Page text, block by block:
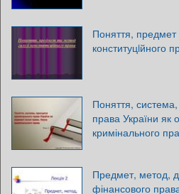
Поняття, предмет
конституцiйного
Поняття,
права України як
кримінального
Предмет, метод,
фінансового